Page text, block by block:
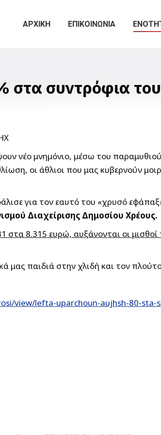
ΑΡΧΙΚΗ ΕΠΙΚΟΙΝΩΝΙΑ
στα συντρόφια
νέο μνημόνιο, μέσω του
οι άθλιοι που μας κυβερνούν
για τον εαυτό του «χρυσό
Διαχείρισης Δημοσίου Χρέους.
8.315 ευρώ, αυξάνονται οι
μας παιδιά στην χλιδή και τον
view/lefta-uparchoun-aujhsh-80-